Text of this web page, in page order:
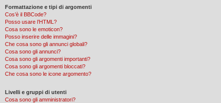
Formattazione e tipi di argomenti
Cos’è il BBCode?
Posso usare l’HTML?
Cosa sono le emoticon?
Posso inserire delle immagini?
Che cosa sono gli annunci globali?
Cosa sono gli annunci?
Cosa sono gli argomenti importanti?
Cosa sono gli argomenti bloccati?
Che cosa sono le icone argomento?
Livelli e gruppi di utenti
Cosa sono gli amministratori?